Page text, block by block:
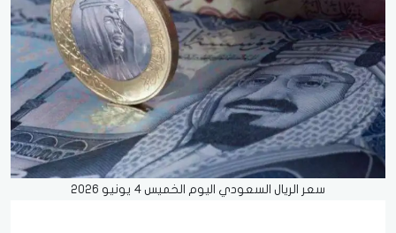
سعر الريال السعودي اليوم الخميس 4 يونيو 2026